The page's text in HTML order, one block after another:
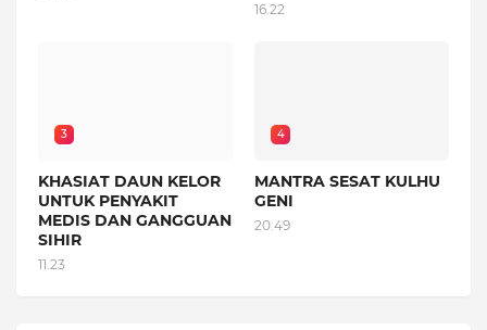
16.22
3
KHASIAT DAUN KELOR
UNTUK PENYAKIT
MEDIS DAN GANGGUAN
SIHIR
11.23
4
MANTRA SESAT KULHU
GENI
20.49